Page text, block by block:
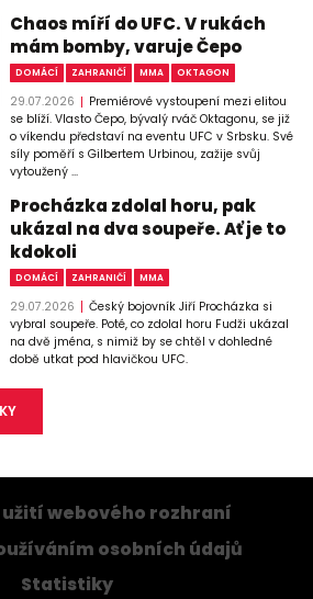
Chaos míří do UFC. V rukách
mám bomby, varuje Čepo
DOMÁCÍ ZAHRANIČÍ MMA OKTAGON
29.07.2026
Premiérové vystoupení mezi elitou
se blíží. Vlasto Čepo, bývalý rváč Oktagonu, se již
o víkendu představí na eventu UFC v Srbsku. Své
síly poměří s Gilbertem Urbinou, zažije svůj
vytoužený ...
Procházka zdolal horu, pak
ukázal na dva soupeře. Ať je to
kdokoli
DOMÁCÍ ZAHRANIČÍ MMA
29.07.2026
Český bojovník Jiří Procházka si
vybral soupeře. Poté, co zdolal horu Fudži ukázal
na dvě jména, s nimiž by se chtěl v dohledné
době utkat pod hlavičkou UFC.
webového rozhraní
osobních údajů
Statistiky